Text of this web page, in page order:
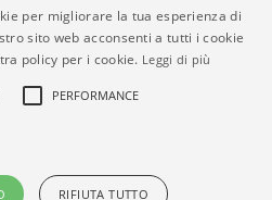
immobiliare-italia.it
della veridicità, della
della normativa in
alcun altro aspetto dei
Powered by
per migliorare la tua esperienza di
sito web acconsenti a tutti i cookie
policy per i cookie. Leggi di più
PERFORMANCE
RIFIUTA TUTTO